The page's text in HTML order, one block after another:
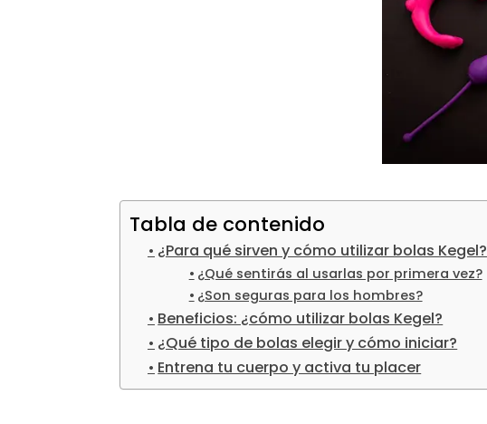
Tabla de contenido
¿Para qué sirven y cómo utilizar bolas Kegel?
¿Qué sentirás al usarlas por primera vez?
¿Son seguras para los hombres?
Beneficios: ¿cómo utilizar bolas Kegel?
¿Qué tipo de bolas elegir y cómo iniciar?
Entrena tu cuerpo y activa tu placer